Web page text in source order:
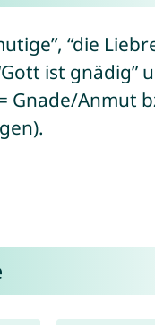
“die
ist gnädig”